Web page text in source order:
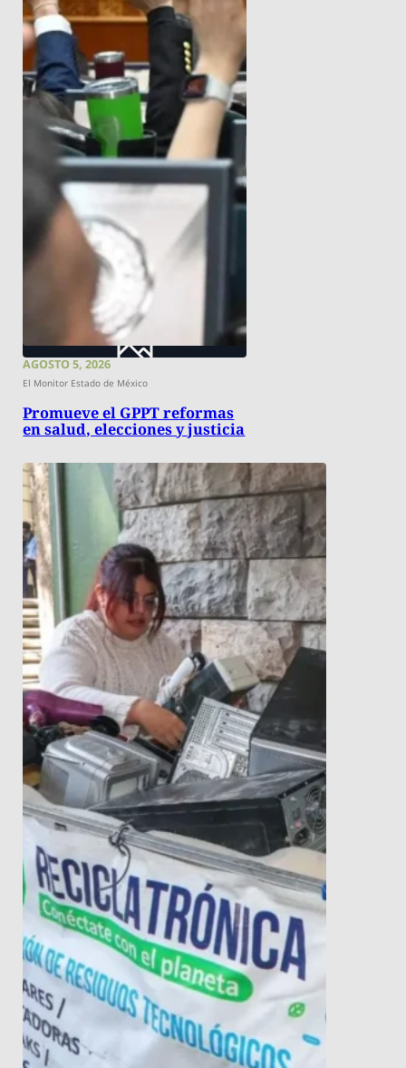
AGOSTO 5, 2026
El Monitor Estado de México
Promueve el GPPT reformas
en salud, elecciones y justicia